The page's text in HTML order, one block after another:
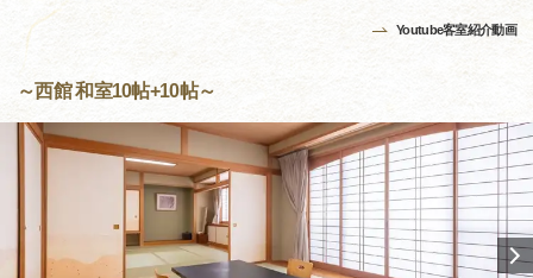
Youtube客室紹介動画
～西館 和室10帖+10帖～